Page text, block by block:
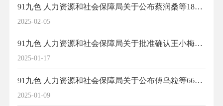
2025-02-05
91九色 人力资源和社会保障局关于公布蔡润桑等18名正高级卫生专业技术职务任职资格的通知
2025-01-17
91九色 人力资源和社会保障局关于批准确认王小梅同志竞技体育教练员初级职务任职资格的通知
2025-01-09
91九色 人力资源和社会保障局关于公布傅乌粒等66名副高级卫生专业技术职务任职资格的通知